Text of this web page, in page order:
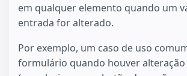
em qualquer elemento quando um
entrada for alterado.
Por exemplo, um caso de uso
formulário quando houver